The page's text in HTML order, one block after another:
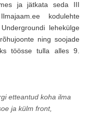
ja jätkata seda III
kodulehte
lehekülge
ning soojade
töösse tulla alles 9.
etteantud koha ilma
ja külm front,